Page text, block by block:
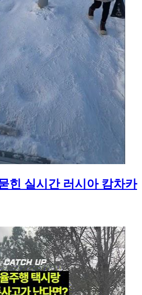
힌 실시간 러시아 캄차카